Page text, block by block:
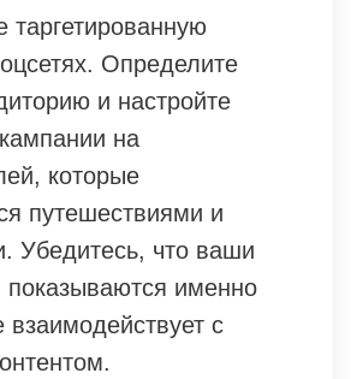
таргетированную
Определите
и настройте
на
которые
путешествиями и
Убедитесь, что ваши
показываются именно
взаимодействует с